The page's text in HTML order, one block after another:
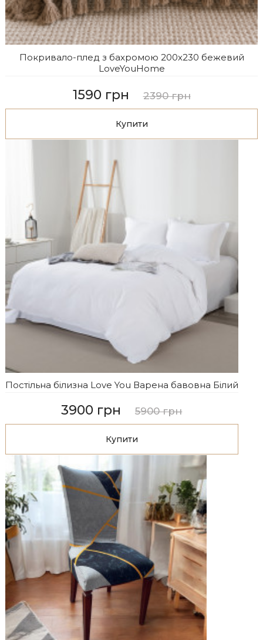
Покривало-плед з бахромою 200х230 бежевий
LoveYouHome
1590 грн 2390 грн
Купити
Постільна білизна Love You Варена бавовна Білий
3900 грн 5900 грн
Купити